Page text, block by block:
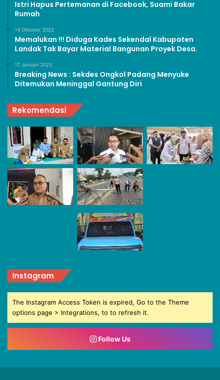
Istri Hapus Pertemanan di Facebook, Suami Bakar
Rumah
14 Oktober 2022
Memalukan !!! Diduga Kades Sekendal Kabupaten
Landak Tak Bayar Material Bangunan Proyek Desa.
17 Januari 2023
Breaking News : Sekdes Ongkol Padang Menyuke
Ditemukan Meninggal Gantung Diri
Rekomendasi
Instagram
The Instagram Access Token is expired, Go to the Theme
options page > Integrations, to to refresh it.
Follow Us